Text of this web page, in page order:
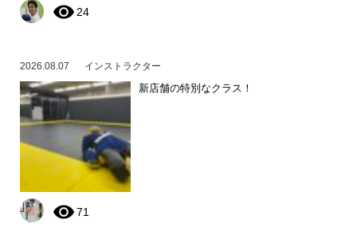
24
2026.08.07 インストラクター
新店舗の特別なクラス！
71